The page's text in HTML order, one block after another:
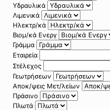
Υδραυλικά
Λιμενικά
Ηλεκτρ/κά
Βιομ/κά Ενεργ
Γράμμα
Εταιρεία
Στέλεχος
Γεωτρήσεων
Αποκ/ψεις Μετ/λείων
Πράσινο
Πλωτά